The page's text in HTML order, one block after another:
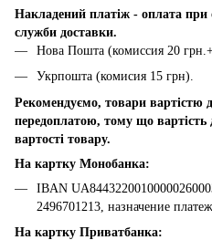
Накладений платіж - оплата при
служби доставки.
Нова Пошта (комиссия 20
Укрпошта (комисия 15 грн).
Рекомендуємо, товари вартістю
передоплатою, тому що
вартості товару.
На картку Монобанка:
IBAN
2496701213, назначение
На картку Приватбанка: